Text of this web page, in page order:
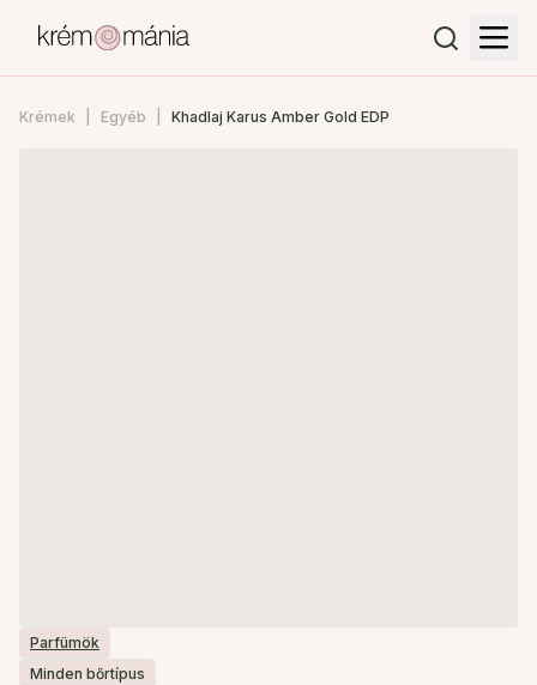
Krémek Egyéb Khadlaj Karus Amber Gold EDP
Parfümök
Minden bőrtípus